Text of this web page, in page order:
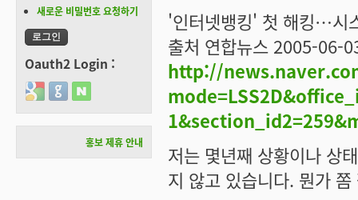
'인터넷뱅킹' 첫 해킹…시
출처 연합뉴스 2005-06-
http://
저는 몇년째 상황이나 상
지 않고 있습니다. 뭔가
새로운 비밀번호 요청하기
Oauth2 Login :
Login with Google
Login with GitHub
Login with Naver
홍보 제휴 안내